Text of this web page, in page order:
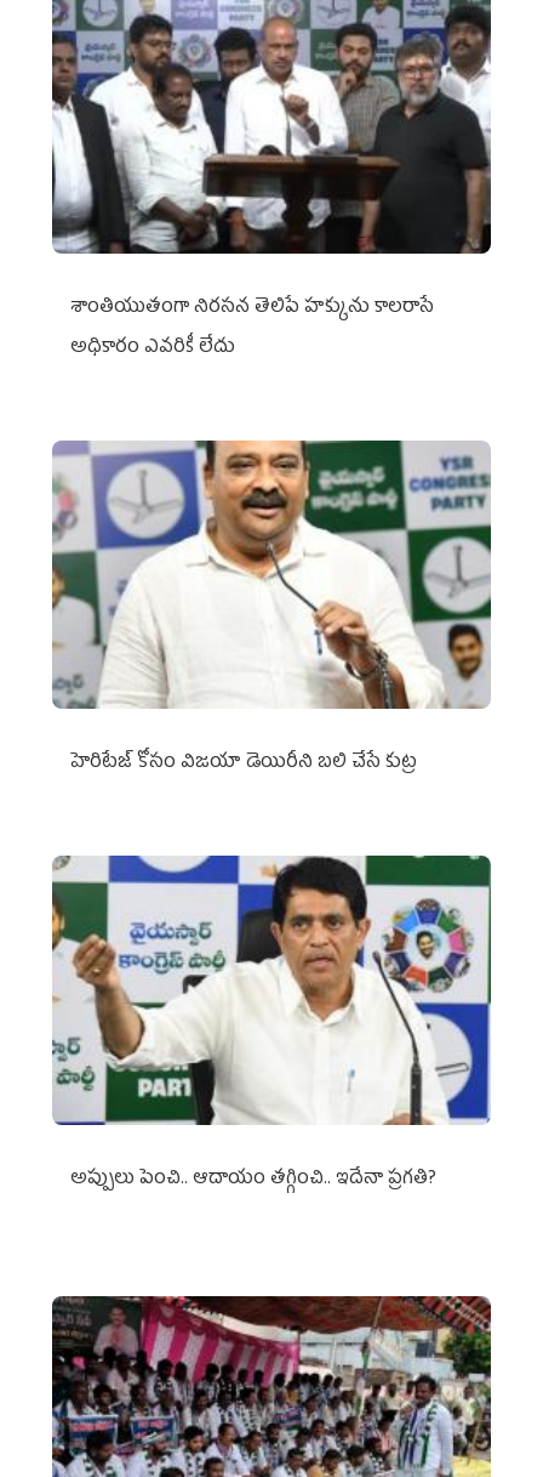
శాంతియుతంగా నిరసన తెలిపే హక్కును కాలరాసే
అధికారం ఎవరికీ లేదు
హెరిటేజ్ కోసం విజయా డెయిరీని బలి చేసే కుట్ర‌
అప్పులు పెంచి.. ఆదాయం తగ్గించి.. ఇదేనా ప్రగతి?